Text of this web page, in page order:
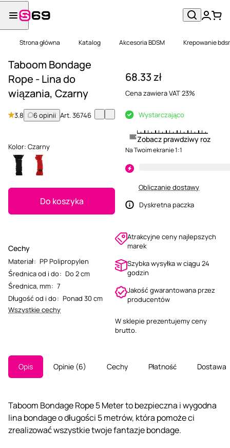
Strona główna Katalog Akcesoria BDSM Krepowanie
Taboom Bondage
Rope - Lina do
wiązania, Czarny
3.8 6 opinii Art.36746
Kolor: Czarny
Do koszyka
Cechy
Materiał: PP Polipropylen
Średnica od i do: Do 2 cm
Średnica, mm: 7
Długość od i do: Ponad 30 cm
Wszystkie cechy
68.33 zł
Cena zawiera VAT 23%
Wystarczająco
Zobacz prawdziwy rozmiar
Na Twoim ekranie 1:1
Obliczanie dostawy
Dyskretna paczka
Atrakcyjne ceny najlepszych
marek
Szybka wysyłka w ciągu 24
godzin
Jakość gwarantowana przez
producentów
W sklepie prezentujemy ceny
brutto.
Opis Opinie 6 Cechy Płatność Dostawa
Taboom Bondage Rope 5 Meter to bezpieczna i wygodna
lina bondage o długości 5 metrów, która pomoże ci
zrealizować wszystkie twoje fantazje bondage.